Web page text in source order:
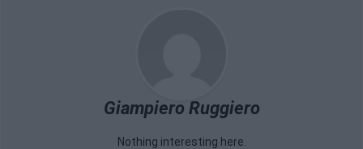
Giampiero Ruggiero
Nothing interesting here.